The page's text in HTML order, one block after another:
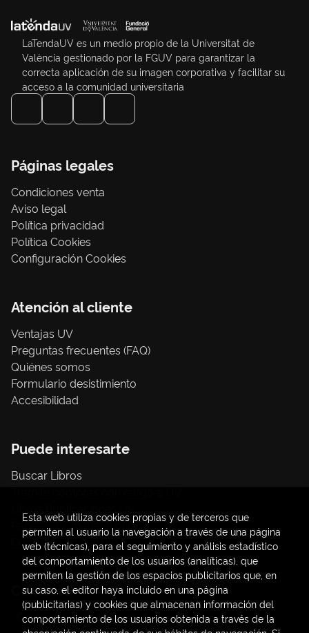
LaTendaUV es un medio propio de la Universitat de
València gestionado por la FGUV para garantizar la
correcta aplicación de su imagen corporativa y facilitar su
acceso a la comunidad universitaria
Páginas legales
Condiciones venta
Aviso legal
Política privacidad
Política Cookies
Configuración Cookies
Atención al cliente
Ventajas UV
Preguntas frecuentes (FAQ)
Quiénes somos
Formulario desistimiento
Accesibilidad
Puede interesarte
Buscar Libros
Papelería / material oficina
Consumo Sostenible
Contacto
C/ Amadeo de Saboya, 4
Esta web utiliza cookies propias y de terceros que
permiten al usuario la navegación a través de una página
web (técnicas), para el seguimiento y análisis estadístico
del comportamiento de los usuarios (analíticas), que
permiten la gestión de los espacios publicitarios que, en
su caso, el editor haya incluido en una página
(publicitarias) y cookies que almacenan información del
comportamiento de los usuarios obtenida a través de la